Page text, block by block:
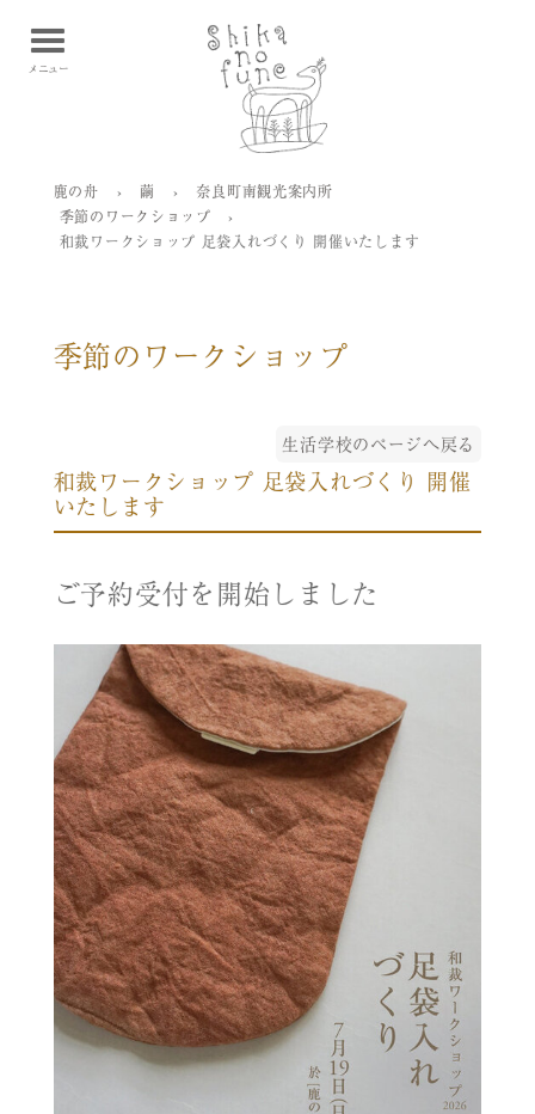
メニュー
鹿の舟 › 繭 ›
奈良町南観光案内所
季節のワークショップ
›
和裁ワークショップ 足袋入れづくり 開催いたします
季節のワークショップ
生活学校のページへ戻る
和裁ワークショップ 足袋入れづくり 開催
いたします
ご予約受付を開始しました